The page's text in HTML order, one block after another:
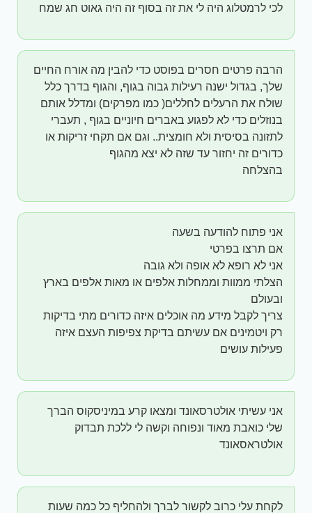
לכי לרמטלוג היה לי את זה בסוף זה היה גאוט חג שמח
הרבה פרטים חסרים בפוסט כדי להבין מה אורח החיים
שלך, בגדול ישנה רעילות גבוה בגוף, והגוף בדרך כלל
שולח את הרעלים לחללים( כמו מפרקים) ומדלל אותם
בנוזלים כדי לא לפגוע באברים חיוניים בגוף , תעברי
לתזונה בסיסית ולא חומצית.. וגם אם תקחי זריקות או
כדורים זה יחזור עד שזה לא יצא מהגוף
בהצלחה
אני פתוח להודעה בשעה
אם תרצו בפרטי
אני לא רופא לא אופה ולא גובה
הצלתי ממוות וממחלות אלפים או מאות אלפים בארץ
ובעולם
צריך לקבל מידע מה אוכלים איזה כדורים מתי בדיקות
רק ויטמינים אם עשיתם בדיקת צפיפות העצם איזה
פעילות עושים
אני עשיתי אולטרסאונד ומצאו קרע במיניסקוס הברך
שלי כואבת מאוד ונפוחה וקשה לי ללכת תבדוק
אולטראסאונד
לקחת עלי כרוב לקשור לברך ולהחליף כל כמה שעות